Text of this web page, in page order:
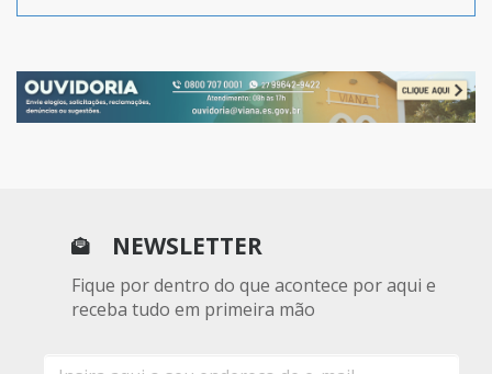
NEWSLETTER
Fique por dentro do que acontece por aqui e
receba tudo em primeira mão